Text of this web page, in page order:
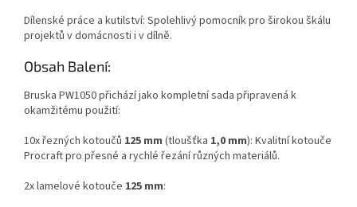
Dílenské práce a kutilství: Spolehlivý pomocník pro širokou škálu
projektů v domácnosti i v dílně.
Obsah Balení:
Bruska PW1050 přichází jako kompletní sada připravená k
okamžitému použití:
10x řezných kotoučů 125 mm (tloušťka 1,0 mm): Kvalitní kotouče
Procraft pro přesné a rychlé řezání různých materiálů.
2x lamelové kotouče 125 mm: